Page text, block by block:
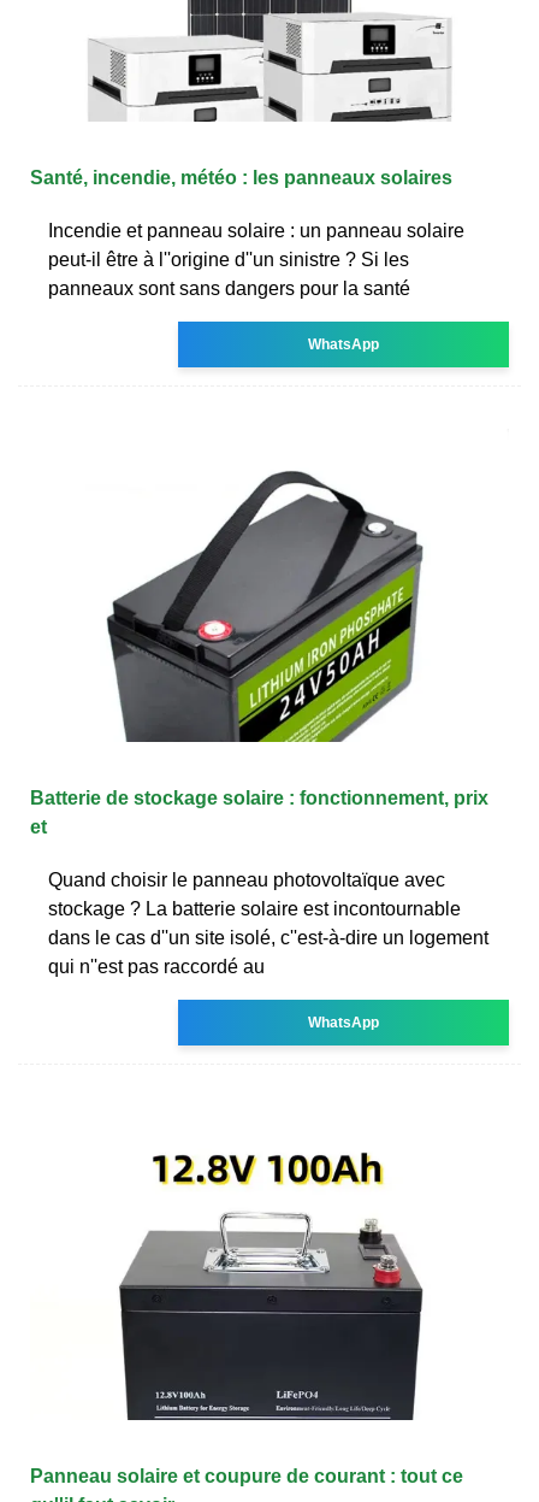
Santé, incendie, météo : les panneaux solaires
Incendie et panneau solaire : un panneau solaire
peut-il être à l''origine d''un sinistre ? Si les
panneaux sont sans dangers pour la santé
WhatsApp
Batterie de stockage solaire : fonctionnement, prix
et
Quand choisir le panneau photovoltaïque avec
stockage ? La batterie solaire est incontournable
dans le cas d''un site isolé, c''est-à-dire un logement
qui n''est pas raccordé au
WhatsApp
Panneau solaire et coupure de courant : tout ce